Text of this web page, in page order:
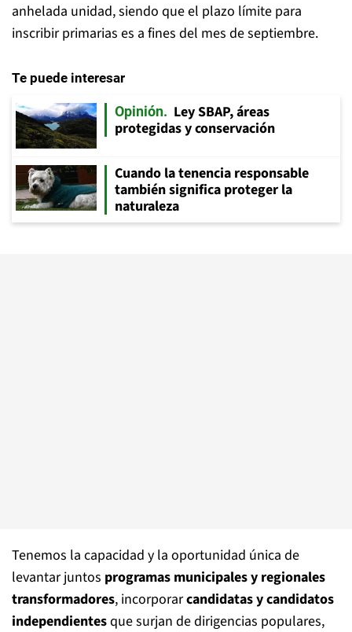
anhelada unidad, siendo que el plazo límite para
inscribir primarias es a fines del mes de septiembre.
Te puede interesar
Opinión
Ley SBAP, áreas
protegidas y conservación
Cuando la tenencia responsable
también significa proteger la
naturaleza
Tenemos la capacidad y la oportunidad única de
levantar juntos programas municipales y regionales
transformadores, incorporarcandidatas y candidatos
independientesque surjan de dirigencias populares,